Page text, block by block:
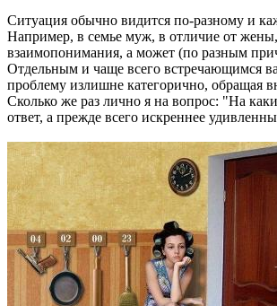
Ситуация обычно видится по-разному и
Например, в семье муж, в отличие от
взаимопонимания, а может (по разным
Отдельным и чаще всего встречающимся
проблему излишне категорично, обращая
Сколько же раз лично я на вопрос: "На
ответ, а прежде всего искреннее